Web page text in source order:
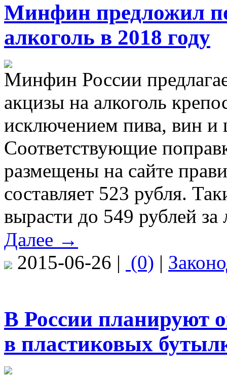
Минфин предложил
алкоголь в 2018 году
Минфин России
акцизы на алкоголь
исключением пива, вин и
Соответствующие
размещены на сайте
составляет 523 рубля.
вырасти до 549 рублей за
Далее →
2015-06-26 | (0) |
В России планируют
в пластиковых